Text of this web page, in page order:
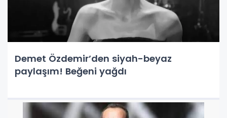
Demet Özdemir’den siyah-beyaz
paylaşım! Beğeni yağdı